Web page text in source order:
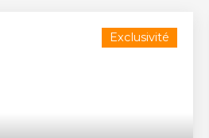
Exclusivité